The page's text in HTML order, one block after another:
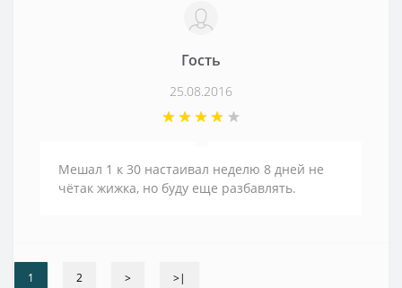
Гость
25.08.2016
Мешал 1 к 30 настаивал неделю 8 дней не
чётак жижка, но буду еще разбавлять.
1 2 > >|